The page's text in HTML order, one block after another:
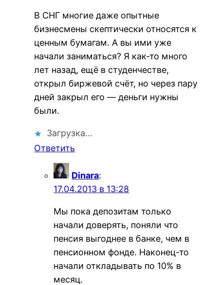
В СНГ многие даже опытные
бизнесмены скептически относятся к
ценным бумагам. А вы ими уже
начали заниматься? Я как-то много
лет назад, ещё в студенчестве,
открыл биржевой счёт, но через пару
дней закрыл его — деньги нужны
были.
Загрузка…
Ответить
Dinara:
17.04.2013 в 13:28
Мы пока депозитам только
начали доверять, поняли что
пенсия выгоднее в банке, чем в
пенсионном фонде. Наконец-то
начали откладывать по 10% в
месяц.